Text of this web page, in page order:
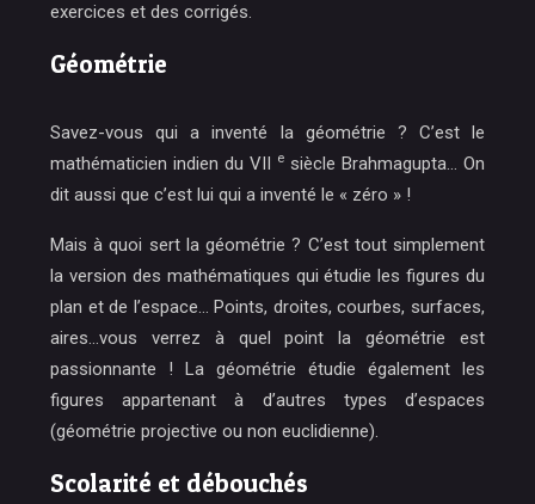
exercices et des corrigés.
Géométrie
Savez-vous qui a inventé la géométrie ? C’est le
mathématicien indien du VII e siècle Brahmagupta… On
dit aussi que c’est lui qui a inventé le « zéro » !
Mais à quoi sert la géométrie ? C’est tout simplement
la version des mathématiques qui étudie les figures du
plan et de l’espace… Points, droites, courbes, surfaces,
aires…vous verrez à quel point la géométrie est
passionnante ! La géométrie étudie également les
figures appartenant à d’autres types d’espaces
(géométrie projective ou non euclidienne).
Scolarité et débouchés